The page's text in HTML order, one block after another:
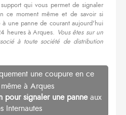
qui vous permet de signaler
ce moment même et de savoir si
à une panne de courant aujourd'hui
heures à Arques. Vous êtes sur un
à toute société de distribution
une coupure en ce
à Arques
pour signaler une panneaux
Internautes